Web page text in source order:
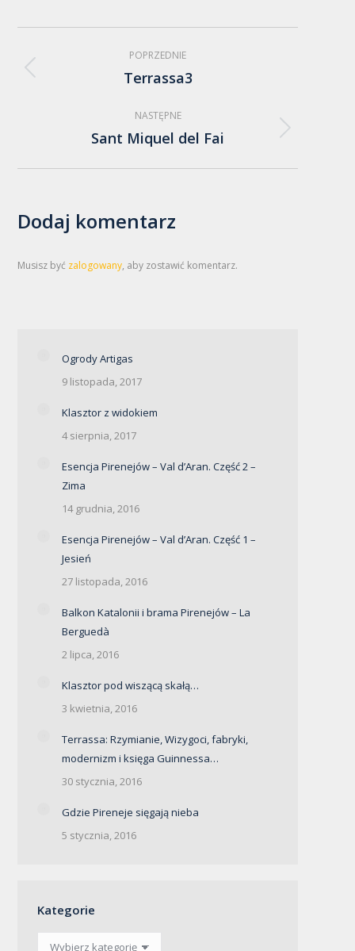
Nawigacja
albumu
POPRZEDNIE
Poprzedni
Terrassa3
NASTĘPNE
Następny
Sant Miquel del Fai
Dodaj komentarz
Musisz być zalogowany, aby zostawić komentarz.
Ogrody Artigas
9 listopada, 2017
Klasztor z widokiem
4 sierpnia, 2017
Esencja Pirenejów – Val d’Aran. Część 2 –
Zima
14 grudnia, 2016
Esencja Pirenejów – Val d’Aran. Część 1 –
Jesień
27 listopada, 2016
Balkon Katalonii i brama Pirenejów – La
Berguedà
2 lipca, 2016
Klasztor pod wiszącą skałą…
3 kwietnia, 2016
Terrassa: Rzymianie, Wizygoci, fabryki,
modernizm i księga Guinnessa…
30 stycznia, 2016
Gdzie Pireneje sięgają nieba
5 stycznia, 2016
Kategorie
Kategorie